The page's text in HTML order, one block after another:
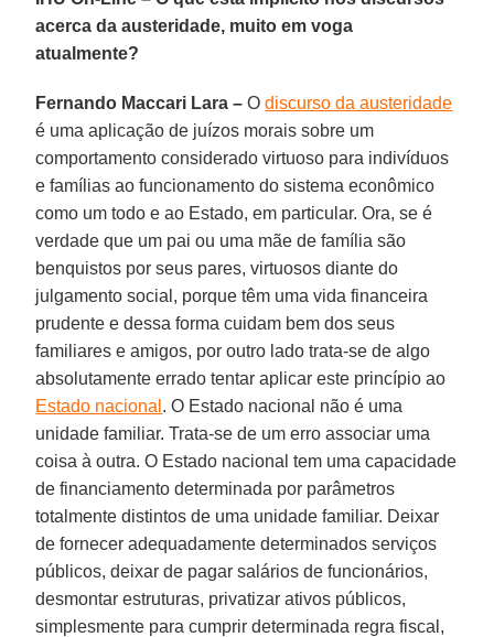
acerca da austeridade, muito em voga
atualmente?
Fernando Maccari Lara – Odiscurso da austeridade
é uma aplicação de juízos morais sobre um
comportamento considerado virtuoso para indivíduos
e famílias ao funcionamento do sistema econômico
como um todo e ao Estado, em particular. Ora, se é
verdade que um pai ou uma mãe de família são
benquistos por seus pares, virtuosos diante do
julgamento social, porque têm uma vida financeira
prudente e dessa forma cuidam bem dos seus
familiares e amigos, por outro lado trata-se de algo
absolutamente errado tentar aplicar este princípio ao
Estado nacional . O Estado nacional não é uma
unidade familiar. Trata-se de um erro associar uma
coisa à outra. O Estado nacional tem uma capacidade
de financiamento determinada por parâmetros
totalmente distintos de uma unidade familiar. Deixar
de fornecer adequadamente determinados serviços
públicos, deixar de pagar salários de funcionários,
desmontar estruturas, privatizar ativos públicos,
simplesmente para cumprir determinada regra fiscal,